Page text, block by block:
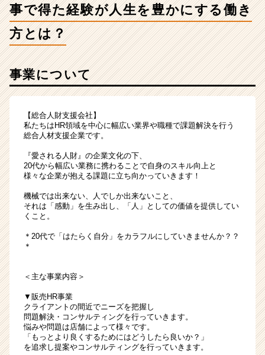
人
生
方
と
は？
|
ベ
ン
チ
成
ら
ス
カ
ウ
事で得た経験が人生を豊かにする働き
方とは？
事業について
【総合人財支援会社】
私たちはHR領域を中心に幅広い業界や職種で課題解決を行う
総合人材支援企業です。
『愛される人財』の企業文化の下、
20代から幅広い業務に携わることで自身のスキル向上と
様々な企業が抱える課題に立ち向かっていきます！
機械では出来ない、人でしか出来ないこと、
それは「感動」を生み出し、「人」としての価値を提供してい
くこと。
＊20代で「はたらく自分」をカラフルにしていきませんか？？
＊
＜主な事業内容＞
▼販売HR事業
クライアントの間近でニーズを把握し
問題解決・コンサルティングを行っていきます。
悩みや問題は店舗によって様々です。
「もっとより良くするためにはどうしたら良いか？」
を追求し提案やコンサルティングを行っていきます。